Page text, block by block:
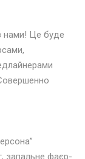
нами! Це буде